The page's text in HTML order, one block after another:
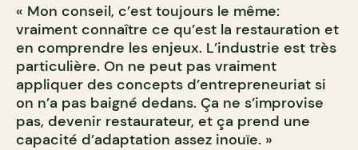
« Mon conseil, c’est toujours le même:
vraiment connaître ce qu’est la restauration et
en comprendre les enjeux. L’industrie est très
particulière. On ne peut pas vraiment
appliquer des concepts d’entrepreneuriat si
on n’a pas baigné dedans. Ça ne s’improvise
pas, devenir restaurateur, et ça prend une
capacité d’adaptation assez inouïe. »